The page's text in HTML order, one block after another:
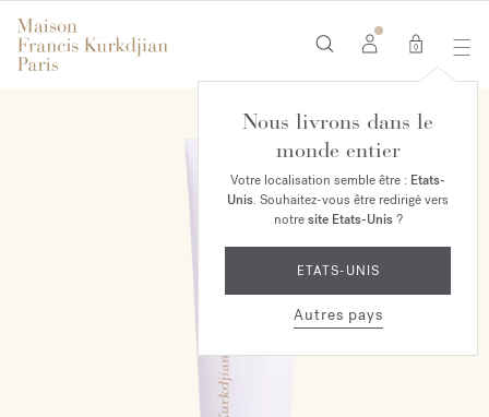
0
Nous livrons dans le
monde entier
Votre localisation semble être : Etats-
Unis. Souhaitez-vous être redirigé vers
notresite Etats-Unis?
ETATS-UNIS
Autres pays